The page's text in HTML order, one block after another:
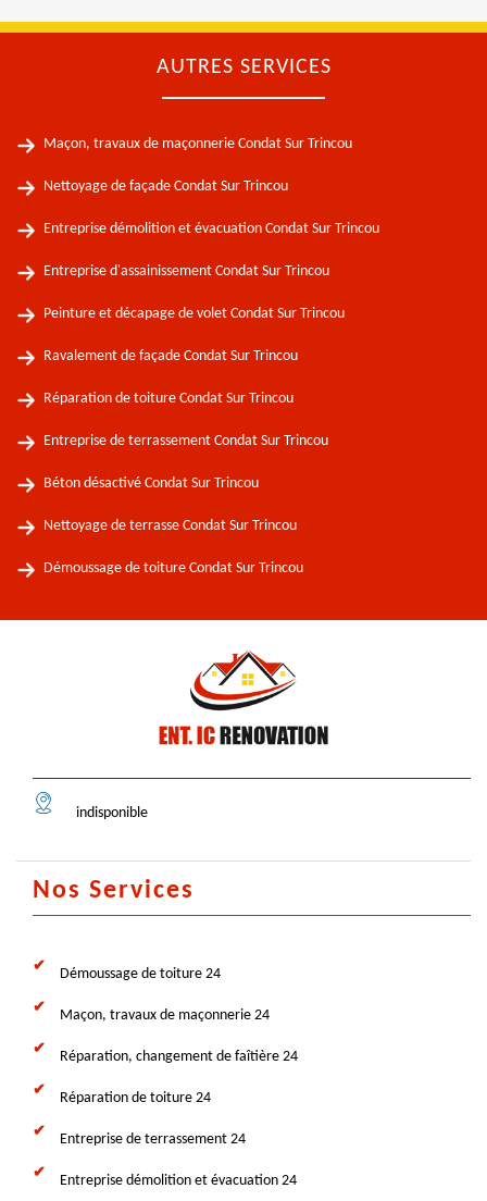
AUTRES SERVICES
Maçon, travaux de maçonnerie Condat Sur Trincou
Nettoyage de façade Condat Sur Trincou
Entreprise démolition et évacuation Condat Sur Trincou
Entreprise d'assainissement Condat Sur Trincou
Peinture et décapage de volet Condat Sur Trincou
Ravalement de façade Condat Sur Trincou
Réparation de toiture Condat Sur Trincou
Entreprise de terrassement Condat Sur Trincou
Béton désactivé Condat Sur Trincou
Nettoyage de terrasse Condat Sur Trincou
Démoussage de toiture Condat Sur Trincou
indisponible
Nos Services
Démoussage de toiture 24
Maçon, travaux de maçonnerie 24
Réparation, changement de faîtière 24
Réparation de toiture 24
Entreprise de terrassement 24
Entreprise démolition et évacuation 24